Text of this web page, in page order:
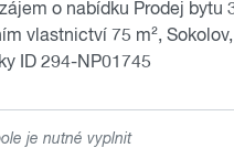
je nutné vyplnit